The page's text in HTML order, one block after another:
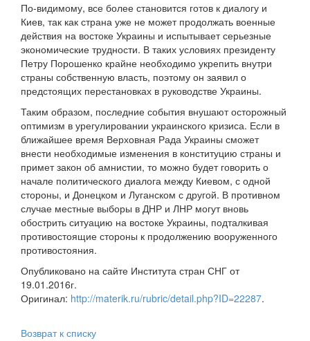
По-видимому, все более становится готов к диалогу и
Киев, так как страна уже не может продолжать военные
действия на востоке Украины и испытывает серьезные
экономические трудности. В таких условиях президенту
Петру Порошенко крайне необходимо укрепить внутри
страны собственную власть, поэтому он заявил о
предстоящих перестановках в руководстве Украины.
Таким образом, последние события внушают осторожный
оптимизм в урегулировании украинского кризиса. Если в
ближайшее время Верховная Рада Украины сможет
внести необходимые изменения в конституцию страны и
примет закон об амнистии, то можно будет говорить о
начале политического диалога между Киевом, с одной
стороны, и Донецком и Луганском с другой. В противном
случае местные выборы в ДНР и ЛНР могут вновь
обострить ситуацию на востоке Украины, подталкивая
противостоящие стороны к продолжению вооруженного
противостояния.
Опубликовано на сайте Института стран СНГ от
19.01.2016г.
Оригинал: http://materik.ru/rubric/detail.php?ID=22287.
Возврат к списку